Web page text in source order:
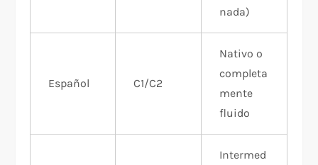
nada)
Español C1/C2
Nativo o
completa
mente
fluido
Intermed